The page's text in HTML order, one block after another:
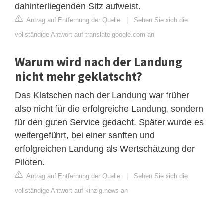
dahinterliegenden Sitz aufweist.
Antrag auf Entfernung der Quelle | Sehen Sie sich die
vollständige Antwort auf translate.google.com an
Warum wird nach der Landung
nicht mehr geklatscht?
Das Klatschen nach der Landung war früher
also nicht für die erfolgreiche Landung, sondern
für den guten Service gedacht. Später wurde es
weitergeführt, bei einer sanften und
erfolgreichen Landung als Wertschätzung der
Piloten.
Antrag auf Entfernung der Quelle | Sehen Sie sich die
vollständige Antwort auf kinzig.news an